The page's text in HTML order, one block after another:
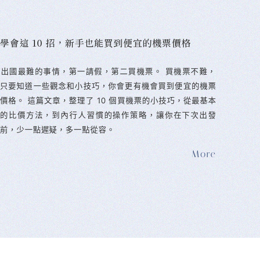
學會這 10 招，新手也能買到便宜的機票價格
󠀠出國最難的事情，第一請假，第二買機票。 󠀠買機票不難，
只要知道一些觀念和小技巧，你會更有機會買到便宜的機票
價格。 這篇文章，整理了 10 個買機票的小技巧，從最基本
的比價方法，到內行人習慣的操作策略，讓你在下次出發
前，少一點遲疑，多一點從容。